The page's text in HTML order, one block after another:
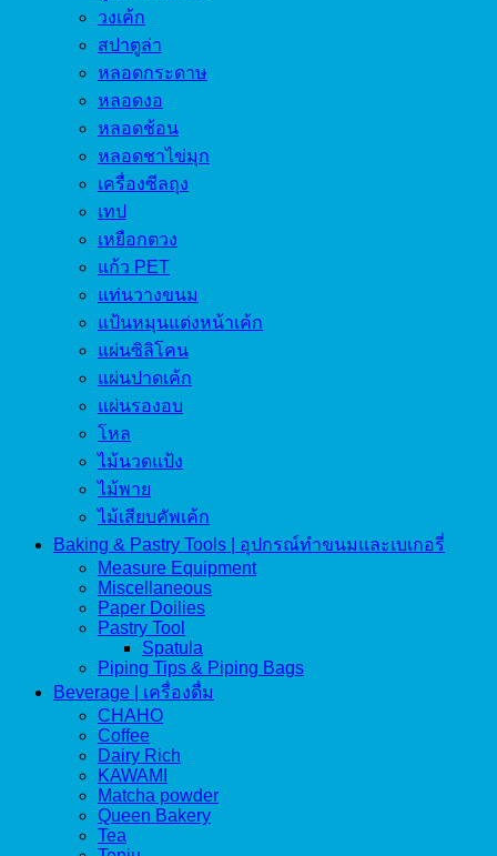
วงเค้ก
สปาตูล่า
หลอดกระดาษ
หลอดงอ
หลอดช้อน
หลอดชาไข่มุก
เครื่องซีลถุง
เทป
เหยือกตวง
แก้ว PET
แท่นวางขนม
แป้นหมุนแต่งหน้าเค้ก
แผ่นซิลิโคน
แผ่นปาดเค้ก
แผ่นรองอบ
โหล
ไม้นวดแป้ง
ไม้พาย
ไม้เสียบคัพเค้ก
Baking & Pastry Tools | อุปกรณ์ทำขนมและเบเกอรี่
Measure Equipment
Miscellaneous
Paper Doilies
Pastry Tool
Spatula
Piping Tips & Piping Bags
Beverage | เครื่องดื่ม
CHAHO
Coffee
Dairy Rich
KAWAMI
Matcha powder
Queen Bakery
Tea